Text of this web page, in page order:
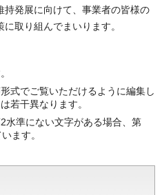
発展に向けて、事業者の皆様の
取り組んでまいります。
式でご覧いただけるように編集し
若干異なります。
水準にない文字がある場合、第
ます。